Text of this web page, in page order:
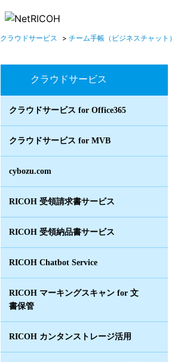
クラウドサービス > チーム手帳（ビジネスチャット）
クラウドサービス
クラウドサービス for Office365
クラウドサービス for MVB
cybozu.com
RICOH 受領請求書サービス
RICOH 受領納品書サービス
RICOH Chatbot Service
RICOH マーキングスキャン for 文
書保管
RICOH カンタンストレージ活用